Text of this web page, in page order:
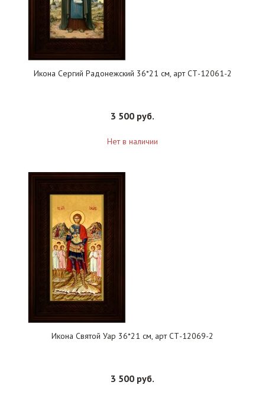
Икона Сергий Радонежский 36*21 см, арт СТ-12061-2
3 500 руб.
Нет в наличии
Икона Святой Уар 36*21 см, арт СТ-12069-2
3 500 руб.